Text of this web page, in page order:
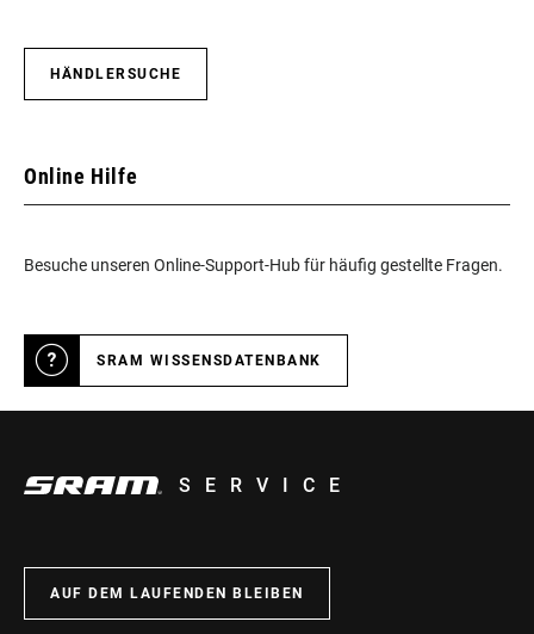
HÄNDLERSUCHE
Online Hilfe
Besuche unseren Online-Support-Hub für häufig gestellte Fragen.
SRAM WISSENSDATENBANK
SERVICE
AUF DEM LAUFENDEN BLEIBEN